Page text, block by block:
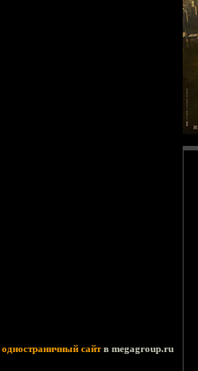
одностраничный сайтв megagroup.ru